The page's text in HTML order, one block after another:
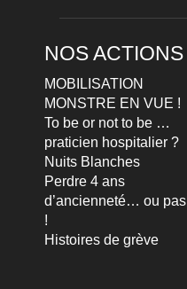
NOS ACTIONS
MOBILISATION
MONSTRE EN VUE !
To be or not to be …
praticien hospitalier ?
Nuits Blanches
Perdre 4 ans
d’ancienneté… ou pas
!
Histoires de grève